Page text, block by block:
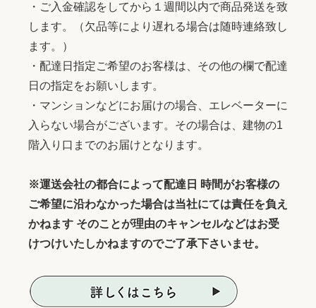
・ご入金確認をしてから１週間以内で商品発送を致
します。（欠品等により遅れる場合は随時連絡致し
ます。）
・配達日指定ご希望のお客様は、その他の欄で配達
日の指定をお願いします。
・マンションなどにお届けの場合、エレベーターに
入らない場合がございます。その場合は、建物の1
階入り口までのお届けとなります。
※運送会社の都合によって配達日 時間がお客様の
ご希望に沿わなかった場合は当社にては責任を負え
かねます そのことが理由のキャンセルなどはお受
けつけいたしかねますのでご了承下さいませ。